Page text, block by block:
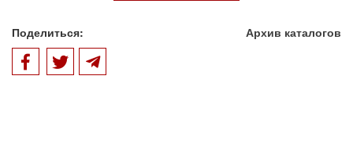
Поделиться: Архив каталогов